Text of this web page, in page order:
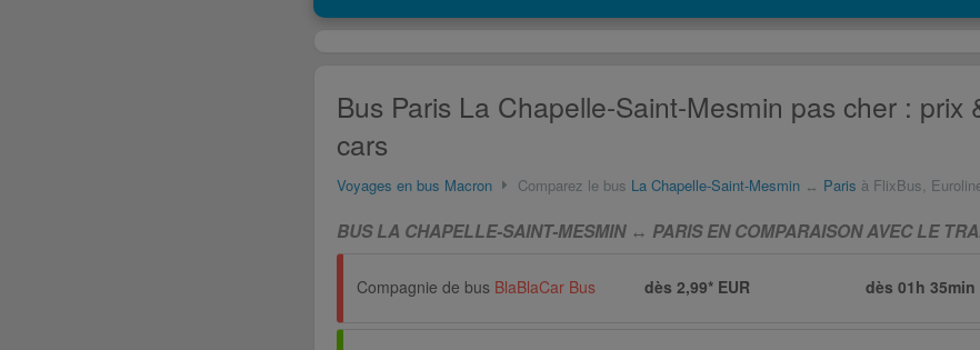
Bus Paris La Chapelle-Saint-Mesmin pas cher : prix
cars
Voyages en bus Macron Comparez le bus La Chapelle-Saint-Mesmin ↔ Paris à FlixBus,
BUS LA CHAPELLE-SAINT-MESMIN ↔ PARIS EN COMPARAISON AVEC LE
Compagnie de bus BlaBlaCar Bus dès 2,99* EUR dès01h 35min